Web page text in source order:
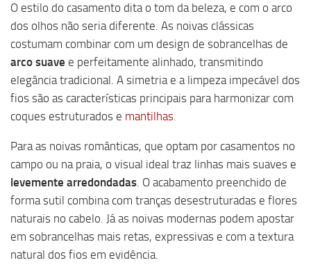
O estilo do casamento dita o tom da beleza, e com o arco
dos olhos não seria diferente. As noivas clássicas
costumam combinar com um design de sobrancelhas de
arco suave e perfeitamente alinhado, transmitindo
elegância tradicional. A simetria e a limpeza impecável dos
fios são as características principais para harmonizar com
coques estruturados e mantilhas.
Para as noivas românticas, que optam por casamentos no
campo ou na praia, o visual ideal traz linhas mais suaves e
levemente arredondadas . O acabamento preenchido de
forma sutil combina com tranças desestruturadas e flores
naturais no cabelo. Já as noivas modernas podem apostar
em sobrancelhas mais retas, expressivas e com a textura
natural dos fios em evidência.